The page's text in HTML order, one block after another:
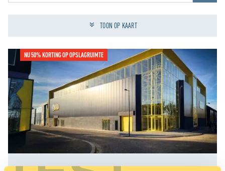
Schakel jouw locatiediensten in om deze functie te gebruiken.
TOON OP KAART
NU 50% KORTING OP OPSLAGRUIMTE